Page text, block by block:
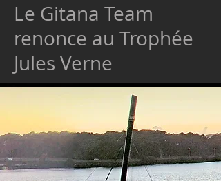
Le Gitana Team
renonce au Trophée
Jules Verne